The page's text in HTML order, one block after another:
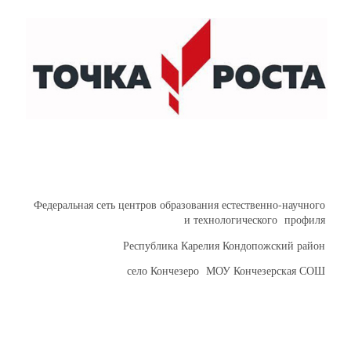
Федеральная сеть центров образования естественно-научного
Федеральная сеть центров образования естественно-научного
и технологического профиля
Республика Карелия Кондопожский район
село Кончезеро МОУ Кончезерская СОШ